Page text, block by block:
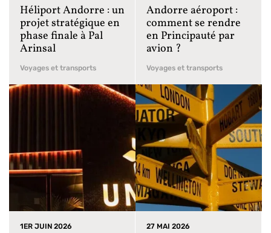
Héliport Andorre : un
projet stratégique en
phase finale à Pal
Arinsal
Voyages et transports
Andorre aéroport :
comment se rendre
en Principauté par
avion ?
Voyages et transports
1ER JUIN 2026 27 MAI 2026